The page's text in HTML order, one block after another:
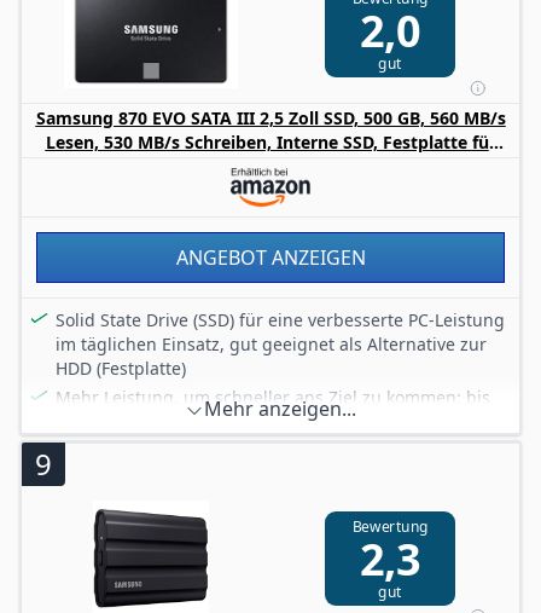
Kompatibel und vielseitig dank umfangreicher
Kompatibilitätstests mit gängigen Chipsätzen,
Mainboards, NAS-Systemen und Video-
Upgrade ganz leicht: Einfache Übertragung der Daten
von Ihrer alten Festplatte auf die SSD dank kostenloser
Samsung Data Migration Software - Magician
Intelligent TurboWrite Puffer für maximale
Schreibleistung bei langandauernden Arbeitslasten
2,0
gut
Samsung 870 EVO SATA III 2,5 Zoll SSD, 500 GB, 560 MB/s
Lesen, 530 MB/s Schreiben, Interne SSD, Festplatte für
schnelle Datenübertragung, MZ-77E500B/EU
ANGEBOT ANZEIGEN
Solid State Drive (SSD) für eine verbesserte PC-Leistung
im täglichen Einsatz, gut geeignet als Alternative zur
HDD (Festplatte)
Mehr Leistung, um schneller ans Ziel zu kommen: bis
zu 3,6 Mal schneller als eine HDD (560 MB/s Lese-, 530
MB/s Schreibgeschwindigkeit)
Gesamtschreibdatenmenge (250 GB-Variante)
Kompatibel und vielseitig dank umfangreicher
Kompatibilitätstests mit gängigen Chipsätzen,
Mainboards, NAS-Systemen und Video-
Mehr anzeigen...
9
Bewertung
2,3
gut